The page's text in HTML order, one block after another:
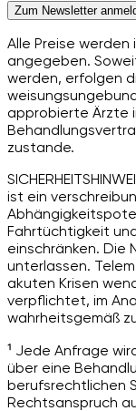
Zum Newsletter
Alle Preise
angegeben.
werden, erfolgen
approbierte Ärzte
zustande.
ist ein
Fahrtüchtigkeit
einschränken. Die
unterlassen.
akuten Krisen
verpflichtet, im
wahrheitsgemäß
¹ Jede Anfrage
über eine
berufsrechtlichen
Rechtsanspruch